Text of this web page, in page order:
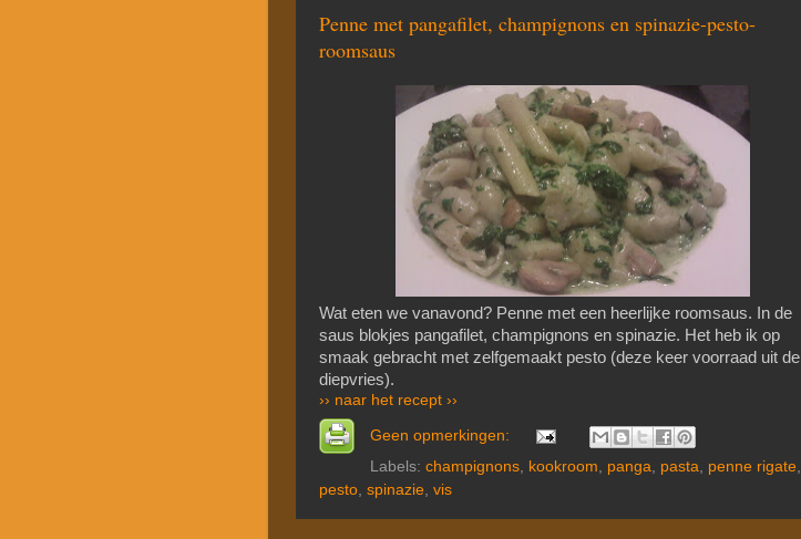
Penne met pangafilet, champignons en spinazie-pesto-
roomsaus
Wat eten we vanavond? Penne met een heerlijke roomsaus. In de
saus blokjes pangafilet, champignons en spinazie. Het heb ik op
smaak gebracht met zelfgemaakt pesto (deze keer voorraad uit de
diepvries).
›› naar het recept ››
Geen opmerkingen:
Labels: champignons, kookroom panga pasta penne rigate,
pesto spinazie vis